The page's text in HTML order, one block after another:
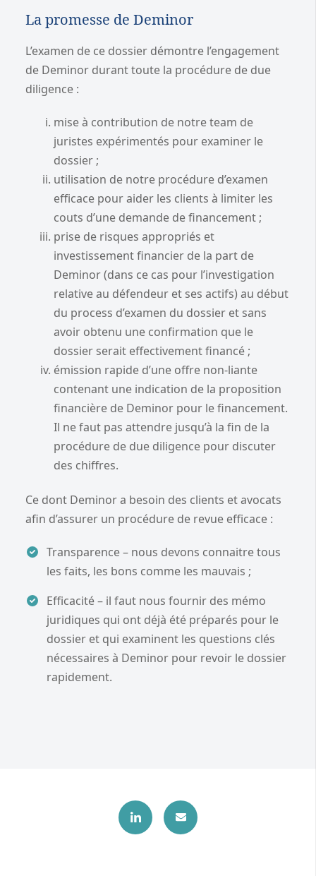
La promesse de Deminor
L’examen de ce dossier démontre l’engagement
de Deminor durant toute la procédure de due
diligence :
mise à contribution de notre team de
juristes expérimentés pour examiner le
dossier ;
utilisation de notre procédure d’examen
efficace pour aider les clients à limiter les
couts d’une demande de financement ;
prise de risques appropriés et
investissement financier de la part de
Deminor (dans ce cas pour l’investigation
relative au défendeur et ses actifs) au début
du process d’examen du dossier et sans
avoir obtenu une confirmation que le
dossier serait effectivement financé ;
émission rapide d’une offre non-liante
contenant une indication de la proposition
financière de Deminor pour le financement.
Il ne faut pas attendre jusqu’à la fin de la
procédure de due diligence pour discuter
des chiffres.
Ce dont Deminor a besoin des clients et avocats
afin d’assurer un procédure de revue efficace :
Transparence – nous devons connaitre tous
les faits, les bons comme les mauvais ;
Efficacité – il faut nous fournir des mémo
juridiques qui ont déjà été préparés pour le
dossier et qui examinent les questions clés
nécessaires à Deminor pour revoir le dossier
rapidement.